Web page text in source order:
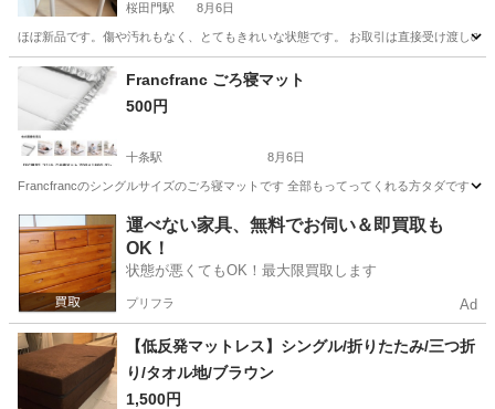
桜田門駅 8月6日
ほぼ新品です。傷や汚れもなく、とてもきれいな状態です。 お取引は直接受け渡し
東京 千代田区 椅子 無印良品
Francfranc ごろ寝マット
500円
十条駅 8月6日
Francfrancのシングルサイズのごろ寝マットです 全部もってってくれる方タダです
東京 北区 十条駅 寝具 Francfranc
運べない家具、無料でお伺い＆即買取も
OK！
状態が悪くてもOK！最大限買取します
プリフラ Ad
【低反発マットレス】シングル/折りたたみ/三つ折
り/タオル地/ブラウン
1,500円